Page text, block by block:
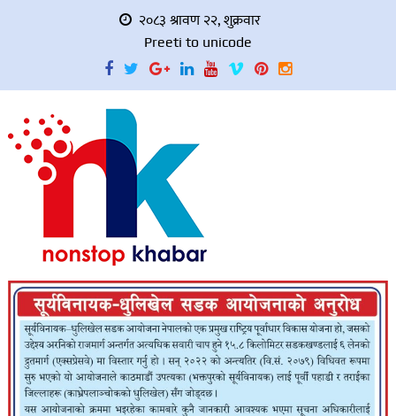
२०८३ श्रावण २२, शुक्रवार
Preeti to unicode